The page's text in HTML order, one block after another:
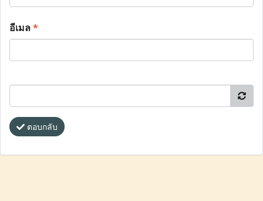
อีเมล*
ตอบกลับ